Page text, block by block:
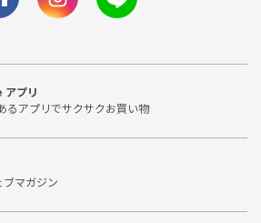
アプリ
るアプリでサクサクお買い物
マガジン